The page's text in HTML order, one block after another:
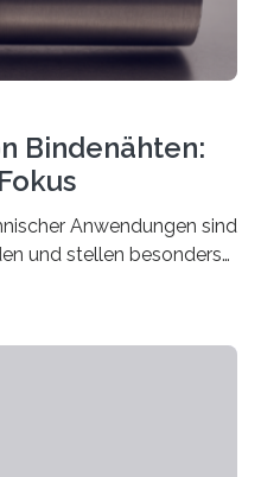
Bindenähten:
Anwendungen sind
und stellen besonders
dar.